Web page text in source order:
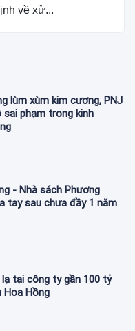
về xử...
lùm xùm kim cương, PNJ
sai phạm trong kinh
- Nhà sách Phương
tay sau chưa đầy 1 năm
lạ tại công ty gần 100 tỷ
Hoa Hồng